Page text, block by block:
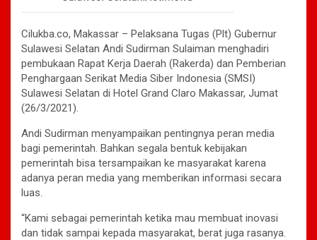
Cilukba.co, Makassar – Pelaksana Tugas (Plt) Gubernur
Sulawesi Selatan Andi Sudirman Sulaiman menghadiri
pembukaan Rapat Kerja Daerah (Rakerda) dan Pemberian
Penghargaan Serikat Media Siber Indonesia (SMSI)
Sulawesi Selatan di Hotel Grand Claro Makassar, Jumat
(26/3/2021).
Andi Sudirman menyampaikan pentingnya peran media
bagi pemerintah. Bahkan segala bentuk kebijakan
pemerintah bisa tersampaikan ke masyarakat karena
adanya peran media yang memberikan informasi secara
luas.
“Kami sebagai pemerintah ketika mau membuat inovasi
dan tidak sampai kepada masyarakat, berat juga rasanya.